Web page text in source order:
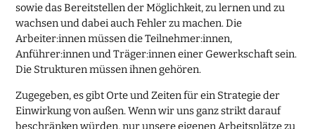
sowie das Bereitstellen der Möglichkeit, zu lernen und zu
wachsen und dabei auch Fehler zu machen. Die
Arbeiter:innen müssen die Teilnehmer:innen,
Anführer:innen und Träger:innen einer Gewerkschaft sein.
Die Strukturen müssen ihnen gehören.
Zugegeben, es gibt Orte und Zeiten für ein Strategie der
Einwirkung von außen. Wenn wir uns ganz strikt darauf
beschränken würden, nur unsere eigenen Arbeitsplätze zu